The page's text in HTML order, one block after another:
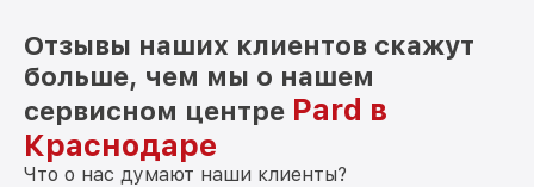
Ремонт капиллярной трубки TA32-19LRF
от 450₽
Отзывы наших клиентов скажут
больше, чем мы о нашем
сервисном центре Pard в
Краснодаре
Что о нас думают наши клиенты?